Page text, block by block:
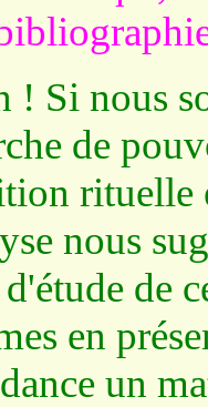
Si nous
de
rituelle
nous
de
en
un